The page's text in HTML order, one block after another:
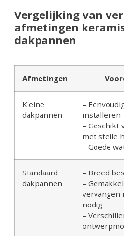
Vergelijking van
afmetingen
dakpannen
Afmetingen
Kleine
dakpannen
–
installeren
– Geschikt
met steile
– Goede
Standaard
dakpannen
– Breed
–
vervangen
nodig
–